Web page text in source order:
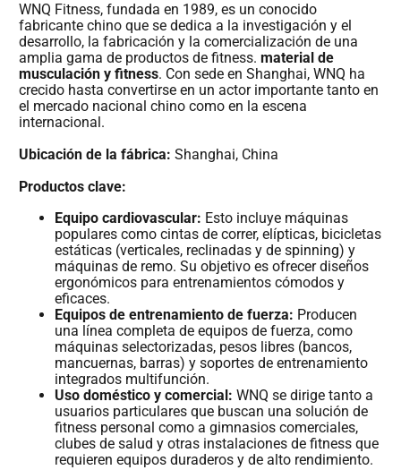
WNQ Fitness, fundada en 1989, es un conocido
fabricante chino que se dedica a la investigación y el
desarrollo, la fabricación y la comercialización de una
amplia gama de productos de fitness. material de
musculación y fitness. Con sede en Shanghai, WNQ ha
crecido hasta convertirse en un actor importante tanto en
el mercado nacional chino como en la escena
internacional.
Ubicación de la fábrica: Shanghai, China
Productos clave:
Equipo cardiovascular: Esto incluye máquinas
populares como cintas de correr, elípticas, bicicletas
estáticas (verticales, reclinadas y de spinning) y
máquinas de remo. Su objetivo es ofrecer diseños
ergonómicos para entrenamientos cómodos y
eficaces.
Equipos de entrenamiento de fuerza: Producen
una línea completa de equipos de fuerza, como
máquinas selectorizadas, pesos libres (bancos,
mancuernas, barras) y soportes de entrenamiento
integrados multifunción.
Uso doméstico y comercial: WNQ se dirige tanto a
usuarios particulares que buscan una solución de
fitness personal como a gimnasios comerciales,
clubes de salud y otras instalaciones de fitness que
requieren equipos duraderos y de alto rendimiento.